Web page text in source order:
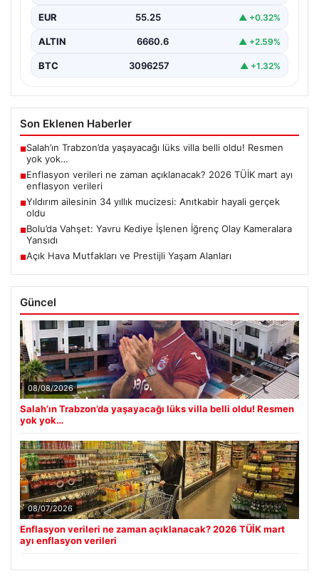
EUR 55.25 ▲ +0.32%
ALTIN 6660.6 ▲ +2.59%
BTC 3096257 ▲ +1.32%
Son Eklenen Haberler
■Salah’ın Trabzon’da yaşayacağı lüks villa belli oldu! Resmen
yok yok…
■Enflasyon verileri ne zaman açıklanacak? 2026 TÜİK mart ayı
enflasyon verileri
■Yıldırım ailesinin 34 yıllık mucizesi: Anıtkabir hayali gerçek
oldu
■Bolu’da Vahşet: Yavru Kediye İşlenen İğrenç Olay Kameralara
Yansıdı
■Açık Hava Mutfakları ve Prestijli Yaşam Alanları
Güncel
08/08/2026
Salah’ın Trabzon’da yaşayacağı lüks villa belli oldu! Resmen
yok yok…
08/07/2026
Enflasyon verileri ne zaman açıklanacak? 2026 TÜİK mart
ayı enflasyon verileri